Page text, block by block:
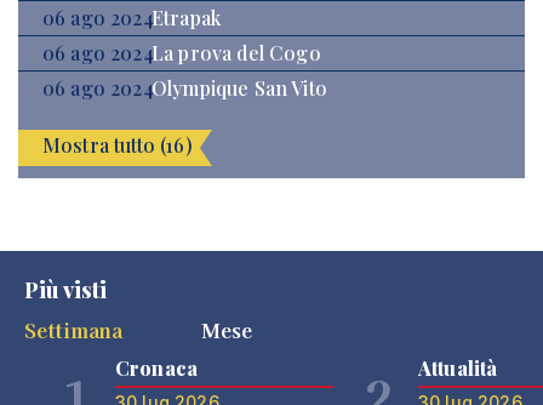
06 ago 2024Etrapak
06 ago 2024La prova del Cogo
06 ago 2024Olympique San Vito
Mostra tutto (16)
Più visti
Settimana
Mese
Cronaca Attualità